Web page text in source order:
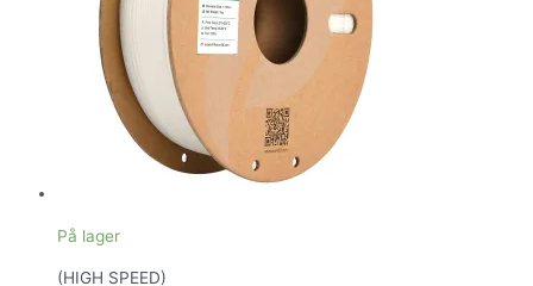
På lager
(HIGH SPEED)